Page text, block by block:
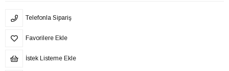
Telefonla Sipariş
Favorilere Ekle
İstek Listeme Ekle